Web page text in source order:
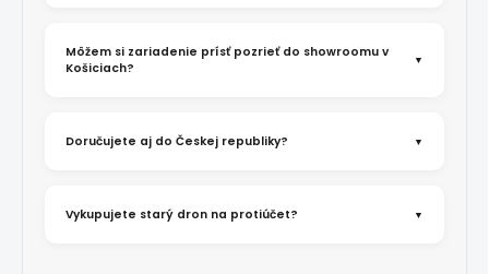
Môžem si zariadenie prísť pozrieť do showroomu v
Košiciach?
Doručujete aj do Českej republiky?
Vykupujete starý dron na protiúčet?